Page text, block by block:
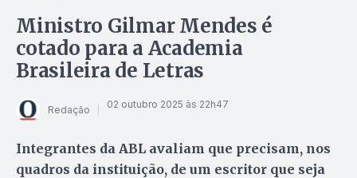
Ministro Gilmar Mendes é
cotado para a Academia
Brasileira de Letras
Redação 02 outubro 2025 às 22h47
Integrantes da ABL avaliam que precisam, nos
quadros da instituição, de um escritor que seja